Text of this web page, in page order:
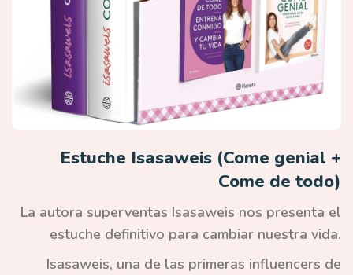
Estuche Isasaweis (Come genial +
Come de todo)
La autora superventas Isasaweis nos presenta el
estuche definitivo para cambiar nuestra vida.
Isasaweis, una de las primeras influencers de